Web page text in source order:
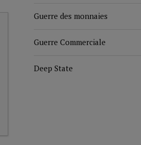
Guerre des monnaies
Guerre Commerciale
Deep State